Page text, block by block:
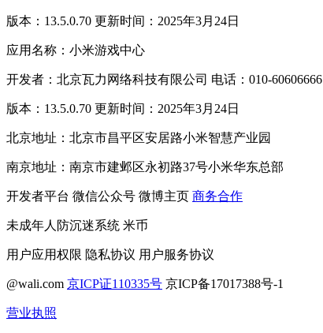
版本：13.5.0.70 更新时间：2025年3月24日
应用名称：小米游戏中心
开发者：北京瓦力网络科技有限公司 电话：010-60606666
版本：13.5.0.70 更新时间：2025年3月24日
北京地址：北京市昌平区安居路小米智慧产业园
南京地址：南京市建邺区永初路37号小米华东总部
开发者平台 微信公众号 微博主页 商务合作
未成年人防沉迷系统 米币
用户应用权限 隐私协议 用户服务协议
@wali.com 京ICP证110335号 京ICP备17017388号-1
营业执照